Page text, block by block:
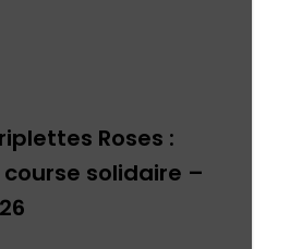
Roses :
solidaire –